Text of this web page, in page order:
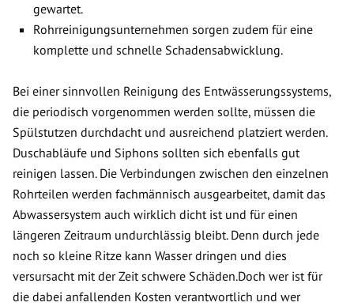
gewartet.
Rohrreinigungsunternehmen sorgen zudem für eine
komplette und schnelle Schadensabwicklung.
Bei einer sinnvollen Reinigung des Entwässerungssystems,
die periodisch vorgenommen werden sollte, müssen die
Spülstutzen durchdacht und ausreichend platziert werden.
Duschabläufe und Siphons sollten sich ebenfalls gut
reinigen lassen. Die Verbindungen zwischen den einzelnen
Rohrteilen werden fachmännisch ausgearbeitet, damit das
Abwassersystem auch wirklich dicht ist und für einen
längeren Zeitraum undurchlässig bleibt. Denn durch jede
noch so kleine Ritze kann Wasser dringen und dies
versursacht mit der Zeit schwere Schäden.Doch wer ist für
die dabei anfallenden Kosten verantwortlich und wer